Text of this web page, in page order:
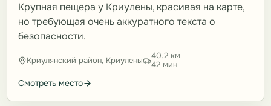
Крупная пещера у Криулены, красивая на карте,
но требующая очень аккуратного текста о
безопасности.
Криулянский район, Криулены
40.2 км
42 мин
Смотреть место